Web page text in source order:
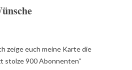
zeige euch meine Karte die
stolze 900 Abonnenten“